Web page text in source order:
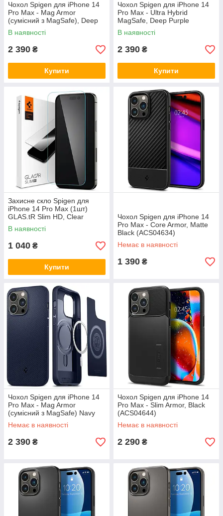
Чохол Spigen для iPhone 14
Pro Max - Mag Armor
(сумісний з MagSafe), Deep
Purple (ACS05584)
В наявності
2 390 ₴
Купити
Чохол Spigen для iPhone 14
Pro Max - Ultra Hybrid
MagSafe, Deep Purple
(ACS05581)
В наявності
2 390 ₴
Купити
Захисне скло Spigen для
iPhone 14 Pro Max (1шт)
GLAS.tR Slim HD, Clear
(AGL05210)
В наявності
1 040 ₴
Купити
Чохол Spigen для iPhone 14
Pro Max - Core Armor, Matte
Black (ACS04634)
Немає в наявності
1 390 ₴
Чохол Spigen для iPhone 14
Pro Max - Mag Armor
(сумісний з MagSafe) Navy
Blue (ACS04845)
Немає в наявності
2 390 ₴
Чохол Spigen для iPhone 14
Pro Max - Slim Armor, Black
(ACS04644)
Немає в наявності
2 290 ₴